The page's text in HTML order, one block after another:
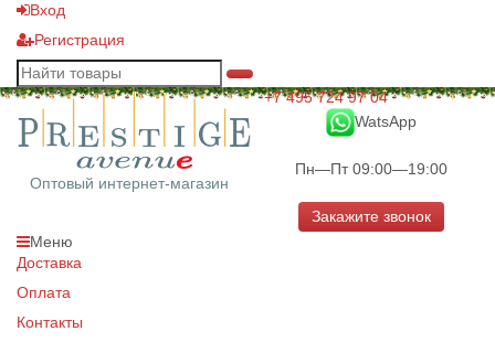
Вход
Регистрация
Оптовый интернет-магазин
+7 495 724 97 04
WatsApp
Пн—Пт 09:00—19:00
Закажите звонок
Меню
Доставка
Оплата
Контакты